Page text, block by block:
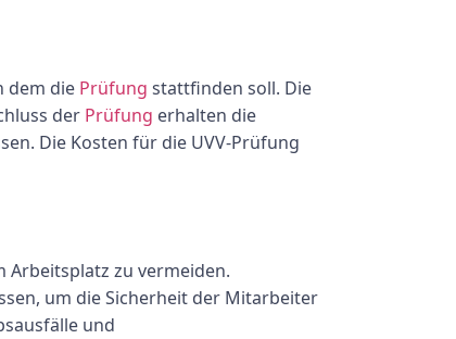
dem die Prüfung stattfinden soll. Die
der Prüfung erhalten die
Die Kosten für die UVV-Prüfung
Arbeitsplatz zu vermeiden.
um die Sicherheit der Mitarbeiter
und